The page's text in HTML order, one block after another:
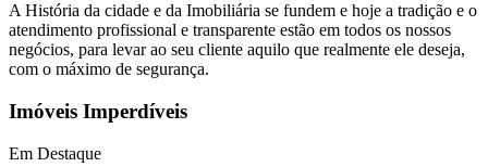
A História da cidade e da Imobiliária se fundem e hoje a tradição e o
atendimento profissional e transparente estão em todos os nossos
negócios, para levar ao seu cliente aquilo que realmente ele deseja,
com o máximo de segurança.
Imóveis Imperdíveis
Em Destaque